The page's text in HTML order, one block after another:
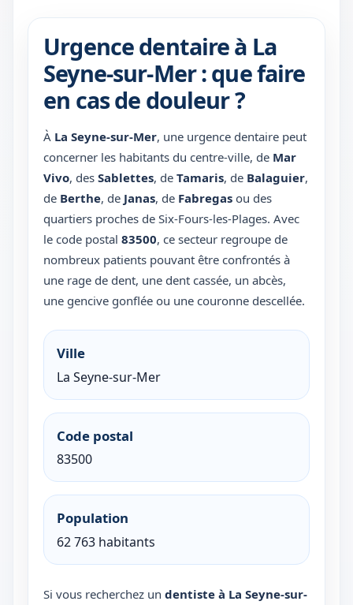
Urgence dentaire à La
Seyne-sur-Mer : que faire
en cas de douleur ?
À La Seyne-sur-Mer, une urgence dentaire peut
concerner les habitants du centre-ville, de Mar
Vivo, desSablettes, deTamaris, de Balaguier,
de Berthe, de Janas, de Fabregas ou des
quartiers proches de Six-Fours-les-Plages. Avec
le code postal83500, ce secteur regroupe de
nombreux patients pouvant être confrontés à
une rage de dent, une dent cassée, un abcès,
une gencive gonflée ou une couronne descellée.
Ville
La Seyne-sur-Mer
Code postal
83500
Population
62 763 habitants
Si vous recherchez undentiste à La Seyne-sur-